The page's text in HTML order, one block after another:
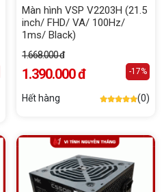
Màn hình VSP V2203H (21.5
inch/ FHD/ VA/ 100Hz/
1ms/ Black)
1.668.000 đ
1.390.000 đ -17%
Hết hàng (0)